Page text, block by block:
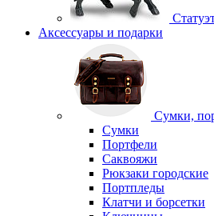
Аксессуары и подарки
Сумки,
Сумки
Портфели
Саквояжи
Рюкзаки городские
Портпледы
Клатчи и борсетки